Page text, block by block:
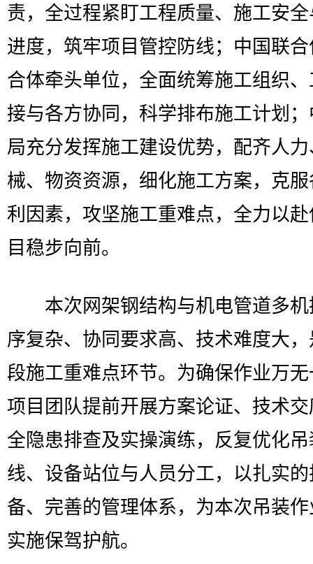
责，全过程紧盯工程质量、施工安
进度，筑牢项目管控防线；中国联
合体牵头单位，全面统筹施工组织
接与各方协同，科学排布施工计划
局充分发挥施工建设优势，配齐人
械、物资资源，细化施工方案，克
利因素，攻坚施工重难点，全力以
目稳步向前。
本次网架钢结构与机电管道多机
序复杂、协同要求高、技术难度大
段施工重难点环节。为确保作业万
项目团队提前开展方案论证、技术
全隐患排查及实操演练，反复优化
线、设备站位与人员分工，以扎实
备、完善的管理体系，为本次吊装
实施保驾护航。